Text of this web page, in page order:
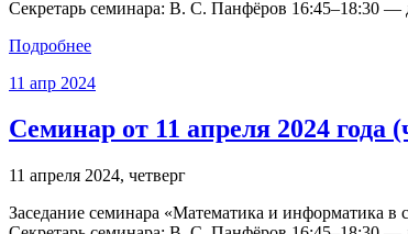
Секретарь семинара: В. С. Панфёров 16:45–18:30
Подробнее
11 апр 2024
Семинар от 11 апреля 2024 года
11 апреля 2024, четверг
Заседание семинара «Математика и информатика